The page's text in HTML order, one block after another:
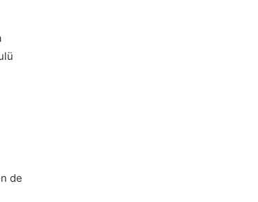
de